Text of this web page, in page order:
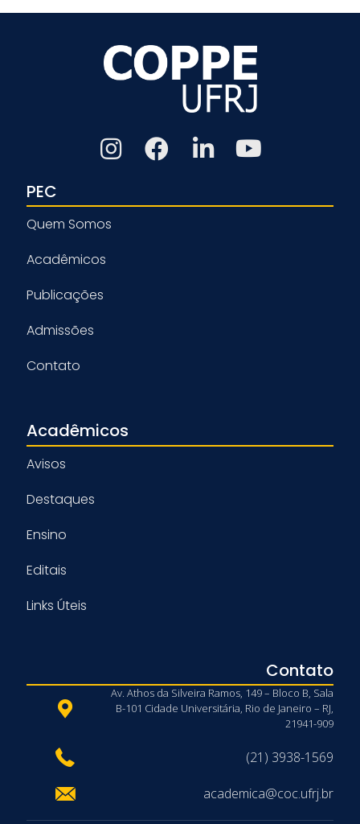
PEC
Quem Somos
Acadêmicos
Publicações
Admissões
Contato
Acadêmicos
Avisos
Destaques
Ensino
Editais
Links Úteis
Contato
Av. Athos da Silveira Ramos, 149 – Bloco B, Sala
B-101 Cidade Universitária, Rio de Janeiro – RJ,
21941-909
(21) 3938-1569
academica@coc.ufrj.br